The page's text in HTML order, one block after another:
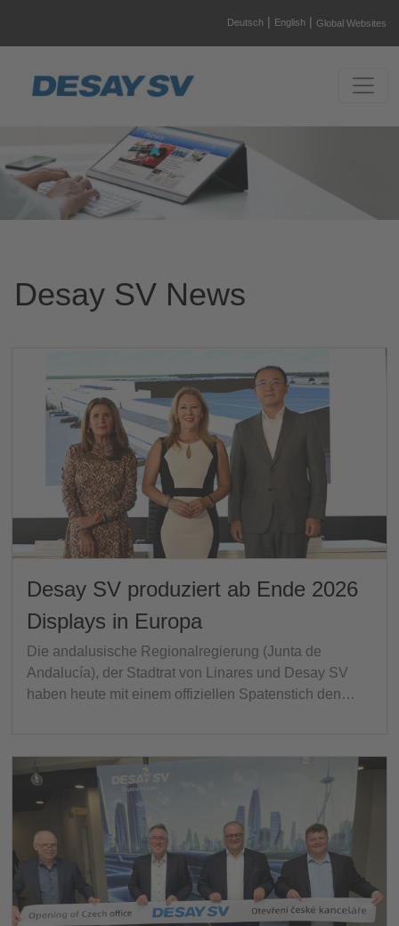
Deutsch | English | Global Websites
Desay SV News
Desay SV produziert ab Ende 2026
Displays in Europa
Die andalusische Regionalregierung (Junta de
Andalucía), der Stadtrat von Linares und Desay SV
haben heute mit einem offiziellen Spatenstich den…